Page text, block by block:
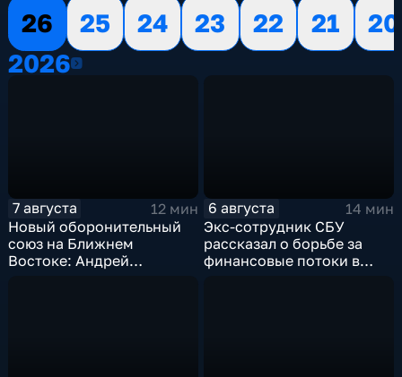
26
25 24 23 22 21
20
20262026
7 августа
12 мин
Новый оборонительный
союз на Ближнем
Востоке: Андрей
6 августа
14 мин
Экс-сотрудник СБУ
рассказал о борьбе за
финансовые потоки в